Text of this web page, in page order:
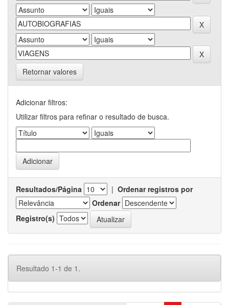
Retornar valores
Adicionar filtros:
Utilizar filtros para refinar o resultado de busca.
Resultados/Página | Ordenar registros por
Ordenar
Registro(s)
Resultado 1-1 de 1.